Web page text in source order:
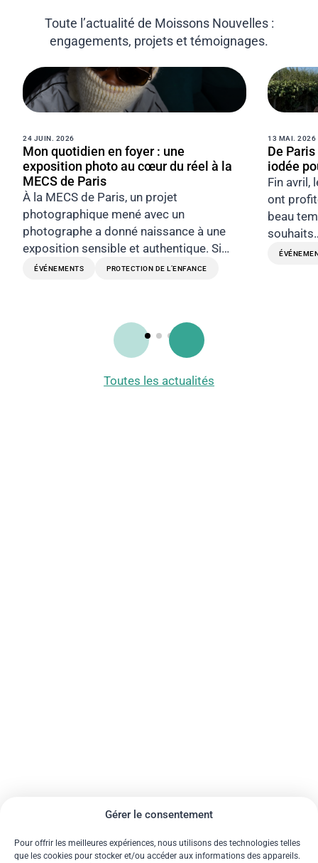
Gérer le consentement
Pour offrir les meilleures expériences, nous utilisons des technologies telles
que les cookies pour stocker et/ou accéder aux informations des appareils.
Toute l’actualité de Moissons Nouvelles :
engagements, projets et témoignages.
24 JUIN. 2026
Mon quotidien en foyer : une
exposition photo au cœur du réel à la
MECS de Paris
À la MECS de Paris, un projet
photographique mené avec un
photographe a donné naissance à une
exposition sensible et authentique. Si…
ÉVÉNEMENTS PROTECTION DE L’ENFANCE
13 MAI. 2026
De
iodée
Fin avril,
ont
beau
Toutes les actualités